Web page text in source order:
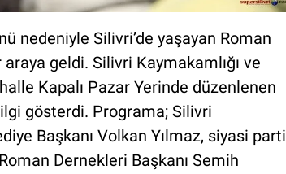
nedeniyle Silivri’de yaşayan Roman
geldi. Silivri Kaymakamlığı ve
Kapalı Pazar Yerinde düzenlenen
gösterdi. Programa; Silivri
Başkanı Volkan Yılmaz, siyasi parti
Dernekleri Başkanı Semih